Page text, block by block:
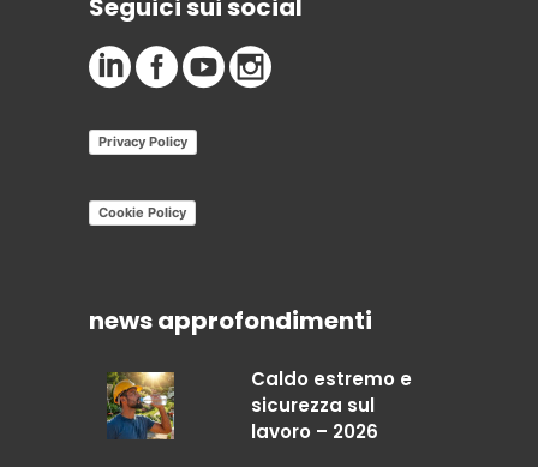
Seguici sui social
Privacy Policy
Cookie Policy
news approfondimenti
Caldo estremo e
sicurezza sul
lavoro – 2026